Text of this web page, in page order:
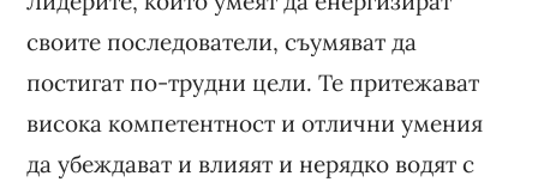
своите последователи, съумяват да
постигат по-трудни цели. Те притежават
висока компетентност и отлични умения
да убеждават и влияят и нерядко водят с